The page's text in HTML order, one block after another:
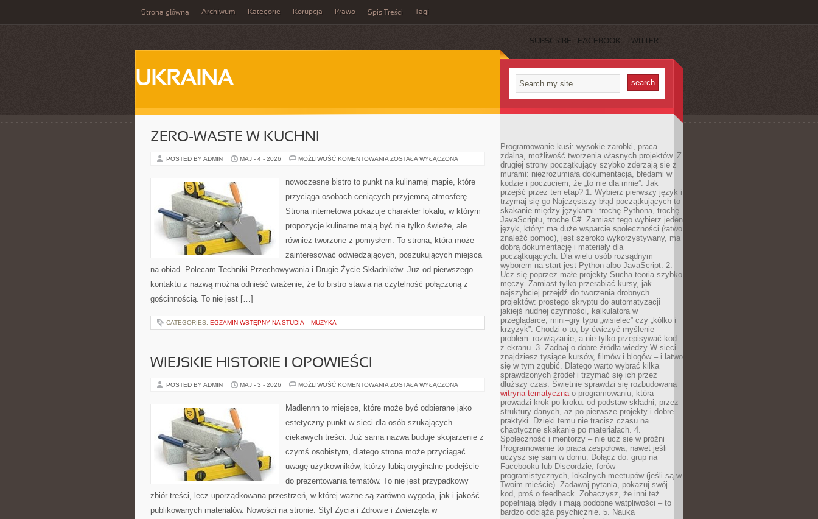
Strona główna Archiwum Kategorie Korupcja Prawo Spis Treści Tagi
SUBSCRIBE FACEBOOK TWITTER
UKRAINA
ZERO-WASTE W KUCHNI
POSTED BY ADMIN MAJ - 4 - 2026 MOŻLIWOŚĆ KOMENTOWANIA ZERO-
KUCHNI
ZOSTAŁA WYŁĄCZONA
nowoczesne bistro to punkt na kulinarnej mapie, które
przyciąga osobach ceniących przyjemną atmosferę.
Strona internetowa pokazuje charakter lokalu, w którym
propozycje kulinarne mają być nie tylko świeże, ale
również tworzone z pomysłem. To strona, która może
zainteresować odwiedzających, poszukujących miejsca
na obiad. Polecam Techniki Przechowywania i Drugie Życie Składników. Już od pierwszego
kontaktu z nazwą można odnieść wrażenie, że to bistro stawia na czytelność połączoną z
gościnnością. To nie jest […]
CATEGORIES: EGZAMIN WSTĘPNY NA STUDIA – MUZYKA
WIEJSKIE HISTORIE I OPOWIEŚCI
POSTED BY ADMIN MAJ - 3 - 2026 MOŻLIWOŚĆ KOMENTOWANIA WIEJSKIE
OPOWIEŚCI
ZOSTAŁA WYŁĄCZONA
Madlennn to miejsce, które może być odbierane jako
estetyczny punkt w sieci dla osób szukających
ciekawych treści. Już sama nazwa buduje skojarzenie z
czymś osobistym, dlatego strona może przyciągać
uwagę użytkowników, którzy lubią oryginalne podejście
do prezentowania tematów. To nie jest przypadkowy
zbiór treści, lecz uporządkowana przestrzeń, w której ważne są zarówno wygoda, jak i jakość
publikowanych materiałów. Nowości na stronie: Styl Życia i Zdrowie i Zwierzęta w
Programowanie kusi: wysokie zarobki, praca
zdalna, możliwość tworzenia własnych projektów. Z
drugiej strony początkujący szybko zderzają się z
murami: niezrozumiałą dokumentacją, błędami w
kodzie i poczuciem, że „to nie dla mnie”. Jak
przejść przez ten etap? 1. Wybierz pierwszy język i
trzymaj się go Najczęstszy błąd początkujących to
skakanie między językami: trochę Pythona, trochę
JavaScriptu, trochę C#. Zamiast tego wybierz jeden
język, który: ma duże wsparcie społeczności (łatwo
znaleźć pomoc), jest szeroko wykorzystywany, ma
dobrą dokumentację i materiały dla
początkujących. Dla wielu osób rozsądnym
wyborem na start jest Python albo JavaScript. 2.
Ucz się poprzez małe projekty Sucha teoria szybko
męczy. Zamiast tylko przerabiać kursy, jak
najszybciej przejdź do tworzenia drobnych
projektów: prostego skryptu do automatyzacji
jakiejś nudnej czynności, kalkulatora w
przeglądarce, mini–gry typu „wisielec” czy „kółko i
krzyżyk”. Chodzi o to, by ćwiczyć myślenie
problem–rozwiązanie, a nie tylko przepisywać kod
z ekranu. 3. Zadbaj o dobre źródła wiedzy W sieci
znajdziesz tysiące kursów, filmów i blogów – i łatwo
się w tym zgubić. Dlatego warto wybrać kilka
sprawdzonych źródeł i trzymać się ich przez
dłuższy czas. Świetnie sprawdzi się rozbudowana
witryna tematycznao programowaniu, która
prowadzi krok po kroku: od podstaw składni, przez
struktury danych, aż po pierwsze projekty i dobre
praktyki. Dzięki temu nie tracisz czasu na
chaotyczne skakanie po materiałach. 4.
Społeczność i mentorzy – nie ucz się w próżni
Programowanie to praca zespołowa, nawet jeśli
uczysz się sam w domu. Dołącz do: grup na
Facebooku lub Discordzie, forów
programistycznych, lokalnych meetupów (jeśli są w
Twoim mieście). Zadawaj pytania, pokazuj swój
kod, proś o feedback. Zobaczysz, że inni też
popełniają błędy i mają podobne wątpliwości – to
bardzo odciąża psychicznie. 5. Nauka